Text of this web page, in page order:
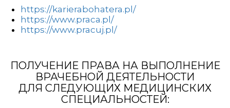
https://karierabohatera.pl/
https://www.praca.pl/
https://www.pracuj.pl/
ПОЛУЧЕНИЕ ПРАВА НА ВЫПОЛНЕНИЕ
ВРАЧЕБНОЙ ДЕЯТЕЛЬНОСТИ
ДЛЯ СЛЕДУЮЩИХ МЕДИЦИНСКИХ
СПЕЦИАЛЬНОСТЕЙ: